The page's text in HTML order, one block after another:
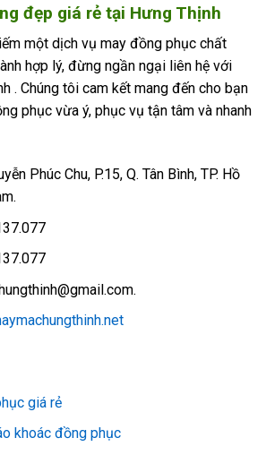
đẹp giá rẻ tại Hưng Thịnh
một dịch vụ may đồng phục chất
hợp lý, đừng ngần ngại liên hệ với
. Chúng tôi cam kết mang đến cho bạn
phục vừa ý, phục vụ tận tâm và nhanh
Phúc Chu, P.15, Q. Tân Bình, TP. Hồ
giá rẻ
khoác đồng phục